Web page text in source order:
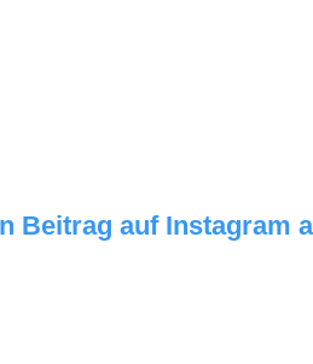
Beitrag auf Instagram